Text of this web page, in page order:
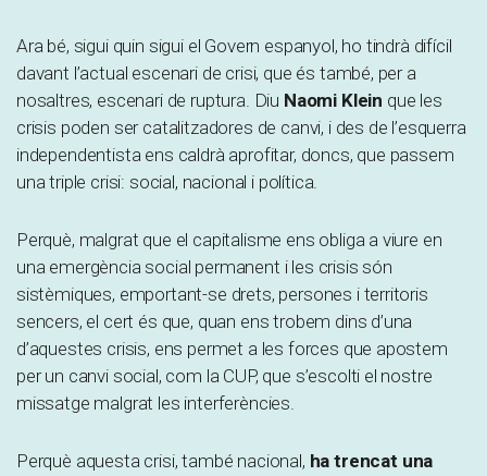
Ara bé, sigui quin sigui el Govern espanyol, ho tindrà difícil
davant l’actual escenari de crisi, que és també, per a
nosaltres, escenari de ruptura. Diu Naomi Klein que les
crisis poden ser catalitzadores de canvi, i des de l’esquerra
independentista ens caldrà aprofitar, doncs, que passem
una triple crisi: social, nacional i política.
Perquè, malgrat que el capitalisme ens obliga a viure en
una emergència social permanent i les crisis són
sistèmiques, emportant-se drets, persones i territoris
sencers, el cert és que, quan ens trobem dins d’una
d’aquestes crisis, ens permet a les forces que apostem
per un canvi social, com la CUP, que s’escolti el nostre
missatge malgrat les interferències.
Perquè aquesta crisi, també nacional, ha trencat una